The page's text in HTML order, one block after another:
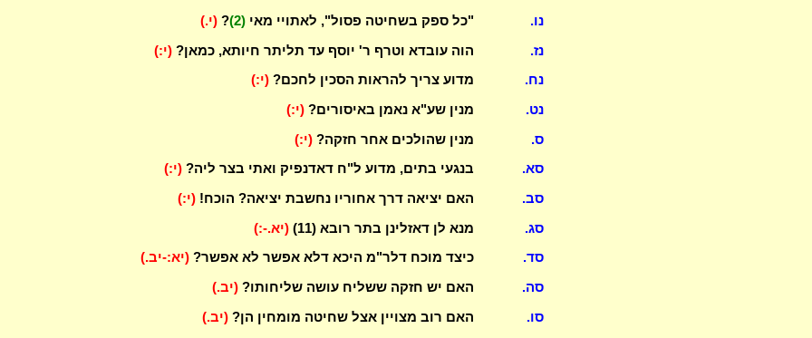
נו. "כל ספק בשחיטה פסול", לאתויי מאי(2)
?(י.)
נז. הוה עובדא וטרף ר' יוסף עד תליתר חיותא, כמאן?(י:)
נח. מדוע צריך להראות הסכין לחכם?(י:)
נט. מנין שע"א נאמן באיסורים?(י:)
ס. מנין שהולכים אחר חזקה?(י:)
סא. בנגעי בתים, מדוע ל"ח דאדנפיק ואתי בצר ליה?(י:)
סב. האם יציאה דרך אחוריו נחשבת יציאה? הוכח!(י:)
סג. מנא לן דאזלינן בתר רובא (11) (יא.-:)
סד. כיצד מוכח דלר"מ היכא דלא אפשר לא אפשר?(יא:-יב.)
סה. האם יש חזקה ששליח עושה שליחותו?(יב.)
סו. האם רוב מצויין אצל שחיטה מומחין הן?(יב.)